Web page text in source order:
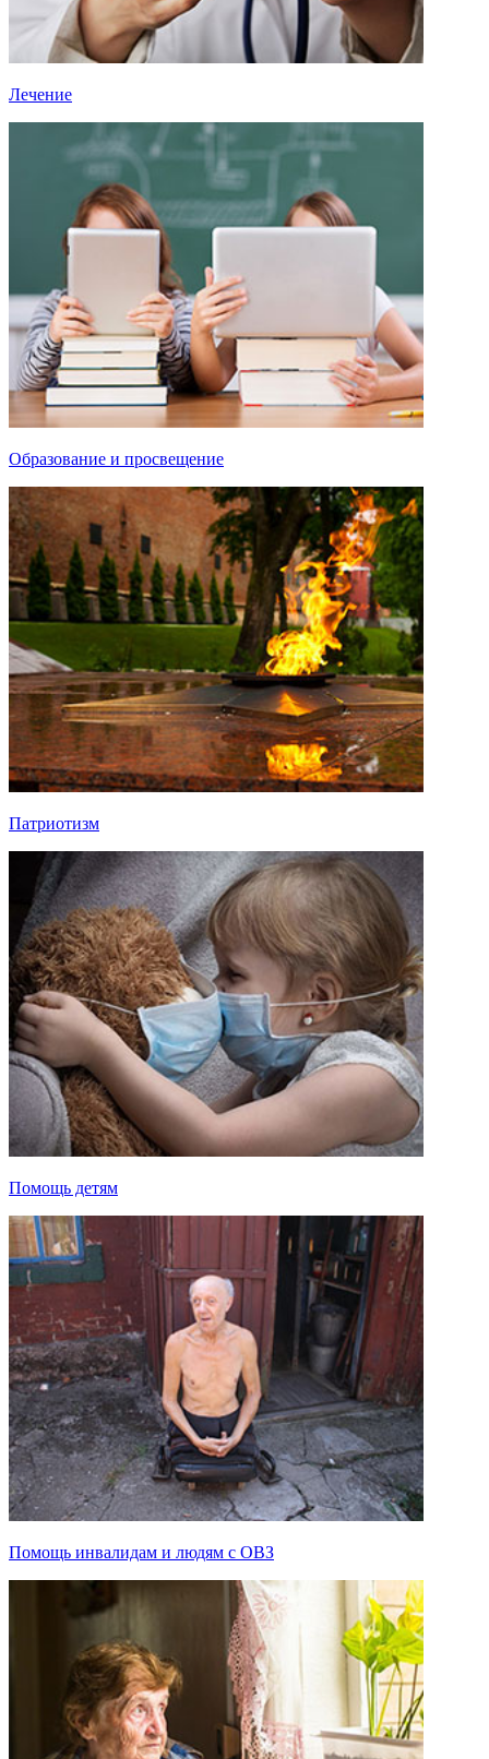
Лечение
Образование и просвещение
Патриотизм
Помощь детям
Помощь инвалидам и людям с ОВЗ